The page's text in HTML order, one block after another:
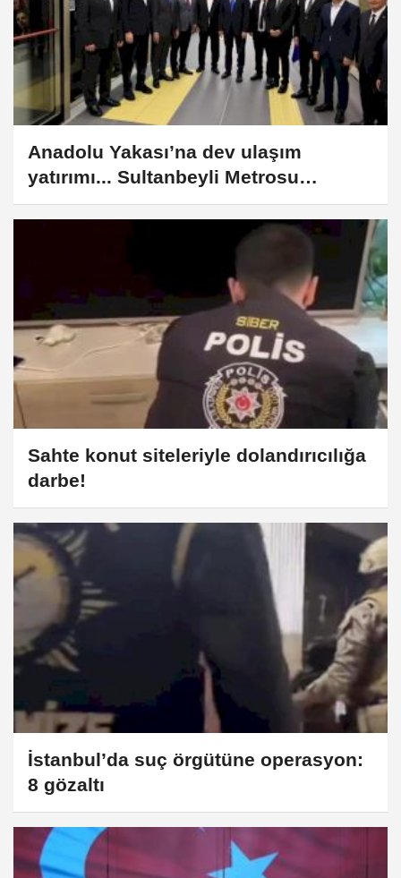
Anadolu Yakası’na dev ulaşım
yatırımı... Sultanbeyli Metrosu
hizmete açıldı
Sahte konut siteleriyle dolandırıcılığa
darbe!
İstanbul’da suç örgütüne operasyon:
8 gözaltı